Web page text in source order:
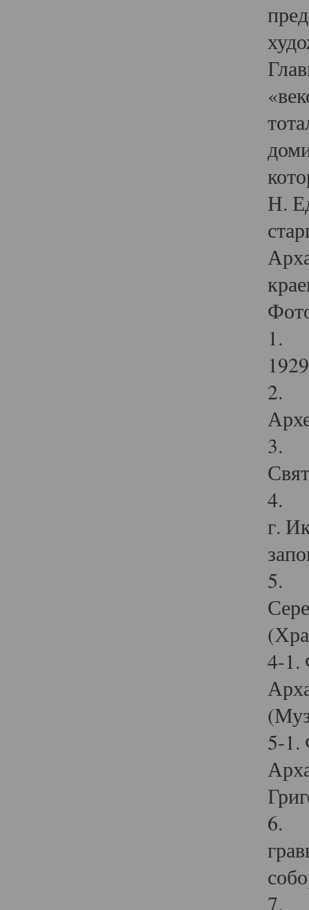
Н.
1.
2.
3.
4.
г.
5.
4-1.
5-1.
6.
7.